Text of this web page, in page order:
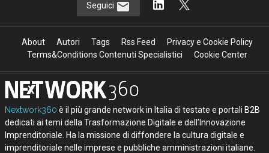
Seguici
About Autori Tags Rss Feed
Privacy e Cookie Policy
Terms&Conditions Contenuti Specialistici
Cookie Center
Nextwork360 è il più grande network in Italia di testate e portali B2B
dedicati ai temi della Trasformazione Digitale e dell’Innovazione
Imprenditoriale. Ha la missione di diffondere la cultura digitale e
imprenditoriale nelle imprese e pubbliche amministrazioni italiane.